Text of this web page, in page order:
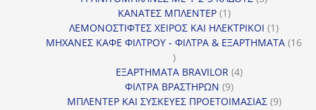
ΚΑΝΑΤΕΣ ΜΠΛΕΝΤΕΡ 11
προϊόν
ΛΕΜΟΝΟΣΤΙΦΤΕΣ ΧΕΙΡΟΣ ΚΑΙ ΗΛΕΚΤΡΙΚΟΙ 11
προϊόν
ΜΗΧΑΝΕΣ ΚΑΦΕ ΦΙΛΤΡΟΥ - ΦΙΛΤΡΑ & ΕΞΑΡΤΗΜΑΤΑ 16
16
προϊόντα
ΕΞΑΡΤΗΜΑΤΑ BRAVILOR 44
ΦΙΛΤΡΑ ΒΡΑΣΤΗΡΩΝ 99
προϊόντα
ΜΠΛΕΝΤΕΡ ΚΑΙ ΣΥΣΚΕΥΕΣ ΠΡΟΕΤΟΙΜΑΣΙΑΣ 99